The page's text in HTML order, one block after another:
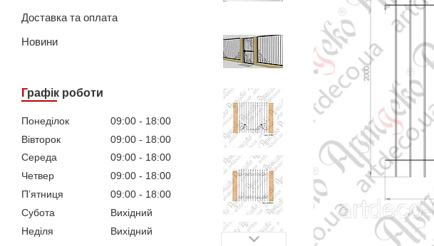
Доставка та оплата
Новини
Графік роботи
Понеділок 09:00
18:00
Вівторок
09:00
18:00
Середа
09:00
18:00
Четвер
09:00
18:00
Пʼятниця
09:00
18:00
Субота
Вихідний
Неділя
Вихідний